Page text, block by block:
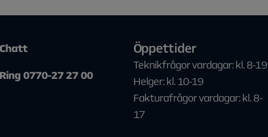
Chatt
Ring 0770-27 27 00
Öppettider
Teknikfrågor vardagar: kl. 8-19
Helger: kl. 10-19
Fakturafrågor vardagar: kl. 8-
17